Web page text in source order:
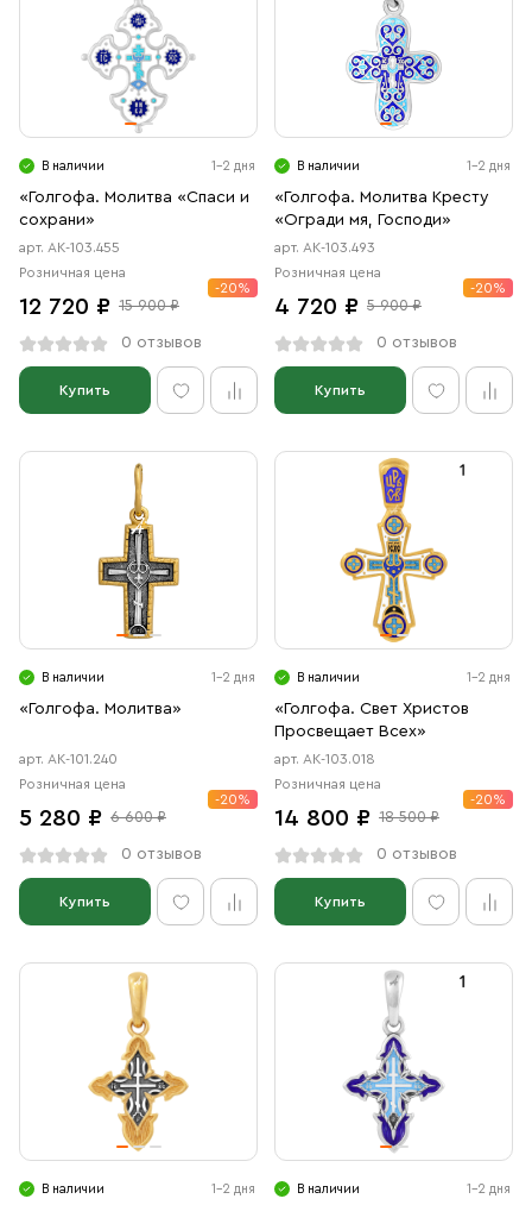
В наличии 1-2 дня
«Голгофа. Молитва «Спаси и
сохрани»
арт. АК-103.455
Розничная цена
12 720 ₽ 15 900 ₽
-20%
0 отзывов
Купить
В наличии 1-2 дня
«Голгофа. Молитва Кресту
«Огради мя, Господи»
арт. АК-103.493
Розничная цена
4 720 ₽ 5 900 ₽
-20%
0 отзывов
Купить
В наличии 1-2 дня
«Голгофа. Молитва»
арт. АК-101.240
Розничная цена
5 280 ₽ 6 600 ₽
-20%
0 отзывов
Купить
В наличии 1-2 дня
«Голгофа. Свет Христов
Просвещает Всех»
арт. АК-103.018
Розничная цена
14 800 ₽ 18 500 ₽
-20%
0 отзывов
Купить
В наличии 1-2 дня В наличии 1-2 дня